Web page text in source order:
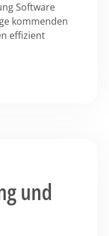
Software
kommenden
effizient
und